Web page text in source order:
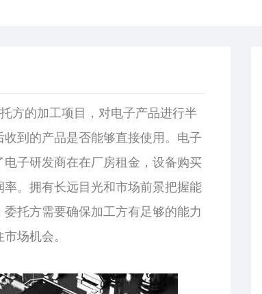
方的加工项目，对电子产品进行半
到的产品是否能够直接使用。电子
子研发商在在厂房租金，设备购买
。拥有长远目光和市场前景把握能
托方需要确保加工方有足够的能力
场机会。